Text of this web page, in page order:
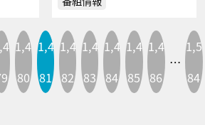
1,4
80
1,4
81
1,4
82
1,4
83
1,4
84
1,4
85
1,4
86
…
1,5
84